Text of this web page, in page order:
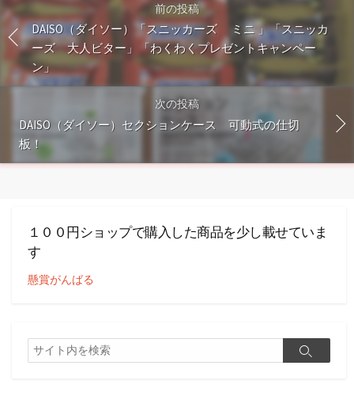
前の投稿
DAISO（ダイソー）「スニッカーズ ミニ 」「スニッカ
ーズ 大人ビター」「わくわくプレゼントキャンペー
ン」
次の投稿
DAISO（ダイソー）セクションケース 可動式の仕切
板！
１００円ショップで購入した商品を少し載せていま
す
懸賞がんばる
検
索
検